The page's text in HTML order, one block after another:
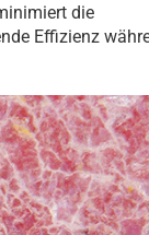
die
Effizienz